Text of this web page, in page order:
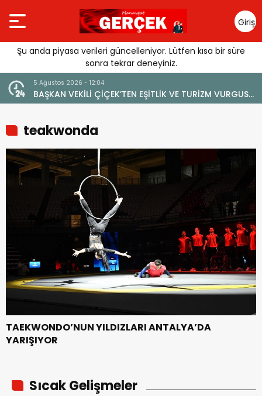
Giriş
Yap
Şu anda piyasa verileri güncelleniyor. Lütfen kısa bir süre
sonra tekrar deneyiniz.
5 Ağustos 2026 - 12:04
BAŞKAN VEKİLİ ÇİÇEK’TEN EŞİTLİK VE TURİZM VURGUSU:
“MANAVGAT’IN MARKA DEĞERİNE ZARAR VERİLMEMELİ”
teakwonda
TAEKWONDO’NUN YILDIZLARI ANTALYA’DA
YARIŞIYOR
Sıcak Gelişmeler